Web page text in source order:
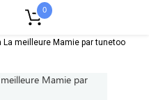
0
Tote Bags
La meilleure Mamie par tunetoo